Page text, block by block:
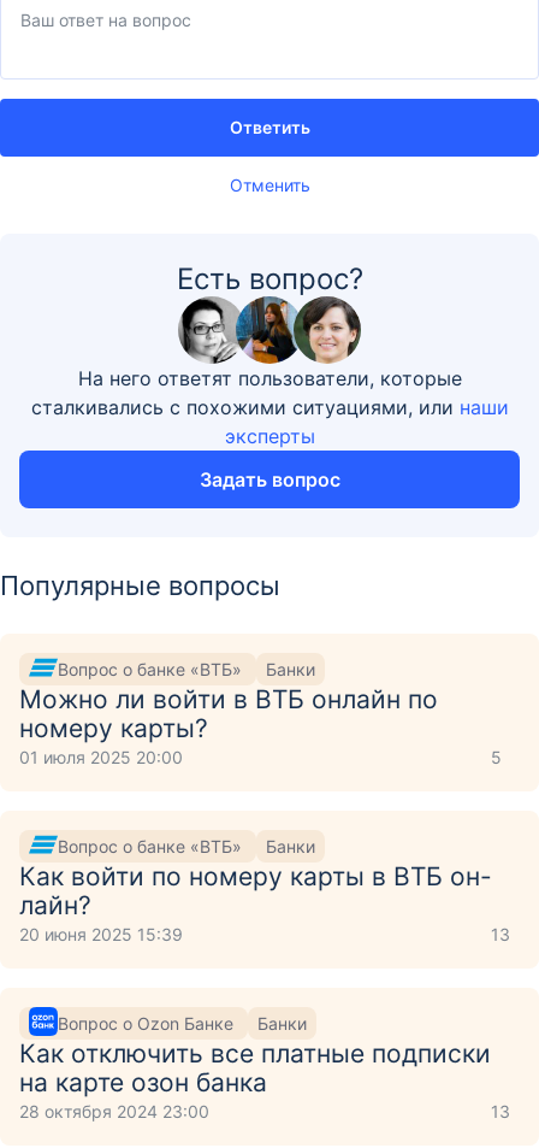
Отменить
Ответить
Есть вопрос?
На него ответят пользователи, которые
сталкивались с похожими ситуациями, или наши
эксперты
Задать вопрос
Популярные вопросы
Вопрос о банке «ВТБ» Банки
Можно ли войти в ВТБ онлайн по
номеру карты?
01 июля 2025 20:00 5
Вопрос о банке «ВТБ» Банки
Как войти по номеру карты в ВТБ он-
лайн?
20 июня 2025 15:39 13
Вопрос о Ozon Банке Банки
Как отключить все платные подписки
на карте озон банка
28 октября 2024 23:00 13